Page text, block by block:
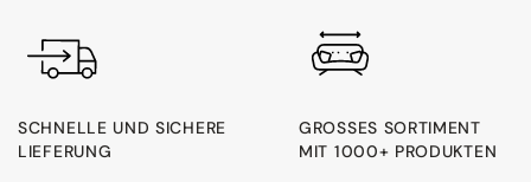
SCHNELLE UND SICHERE
LIEFERUNG
GROSSES SORTIMENT M
IT 1000+ PRODUKTEN